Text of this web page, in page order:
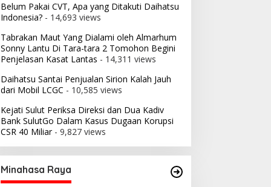
Belum Pakai CVT, Apa yang Ditakuti Daihatsu
Indonesia?- 14,693 views
Tabrakan Maut Yang Dialami oleh Almarhum
Sonny Lantu Di Tara-tara 2 Tomohon Begini
Penjelasan Kasat Lantas - 14,311 views
Daihatsu Santai Penjualan Sirion Kalah Jauh
dari Mobil LCGC - 10,585 views
Kejati Sulut Periksa Direksi dan Dua Kadiv
Bank SulutGo Dalam Kasus Dugaan Korupsi
CSR 40 Miliar- 9,827 views
Minahasa Raya